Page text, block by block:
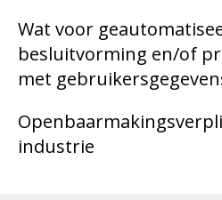
Wat voor
besluitvorming en/of
met
industrie